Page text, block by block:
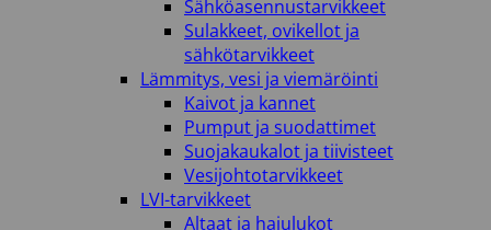
Sähköasennustarvikkeet
Sulakkeet, ovikellot ja
sähkötarvikkeet
Lämmitys, vesi ja viemäröinti
Kaivot ja kannet
Pumput ja suodattimet
Suojakaukalot ja tiivisteet
Vesijohtotarvikkeet
LVI-tarvikkeet
Altaat ja hajulukot